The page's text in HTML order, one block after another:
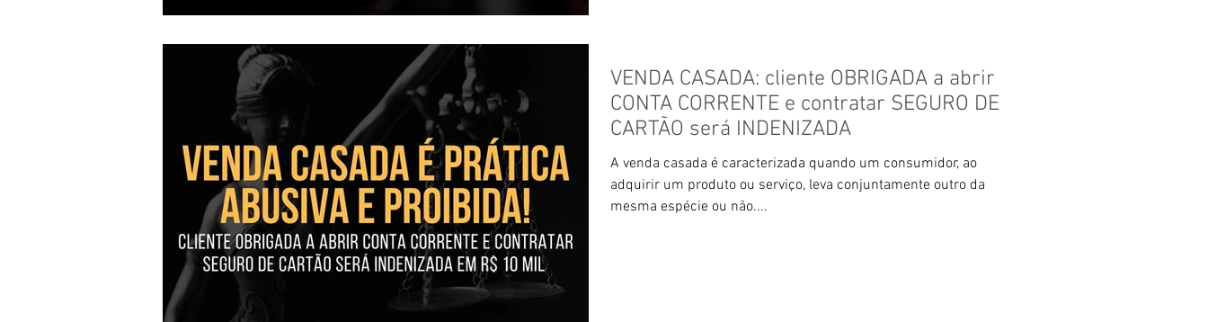
VENDA CASADA: cliente OBRIGADA a abrir
CONTA CORRENTE e contratar SEGURO DE
CARTÃO será INDENIZADA
A venda casada é caracterizada quando um consumidor, ao
adquirir um produto ou serviço, leva conjuntamente outro da
mesma espécie ou não....